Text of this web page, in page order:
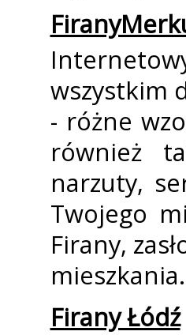
wszystkim
- różne
również
narzuty,
Twojego
Firany,
mieszkania.
Firany Łódź